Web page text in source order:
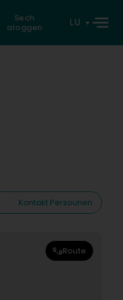
Sech
aloggen
LU
Kontakt Persounen
Route